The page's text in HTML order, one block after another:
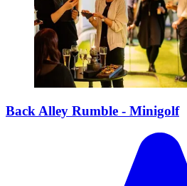
Back Alley Rumble - Minigolf